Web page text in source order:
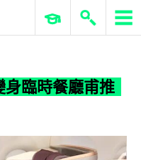
ERP 與商業 AI
臨時餐廳甫推